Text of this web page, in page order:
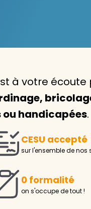
Avec
service
Pour l’entretien
ou
Demander un
à votre écoute
ou handicapées.
CESU accepté
sur l'ensemble de nos
0 formalité
on s'occupe de tout !